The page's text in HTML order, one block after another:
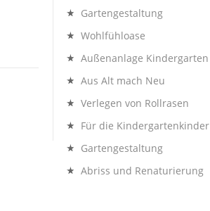
Gartengestaltung
Wohlfühloase
Außenanlage Kindergarten
Aus Alt mach Neu
Verlegen von Rollrasen
Für die Kindergartenkinder
Gartengestaltung
Abriss und Renaturierung